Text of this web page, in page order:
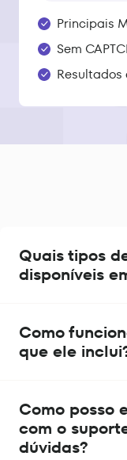
Principais
Sem
Resultados
Quais tipos
disponíveis
Como
que ele
Como posso
com o
dúvidas?